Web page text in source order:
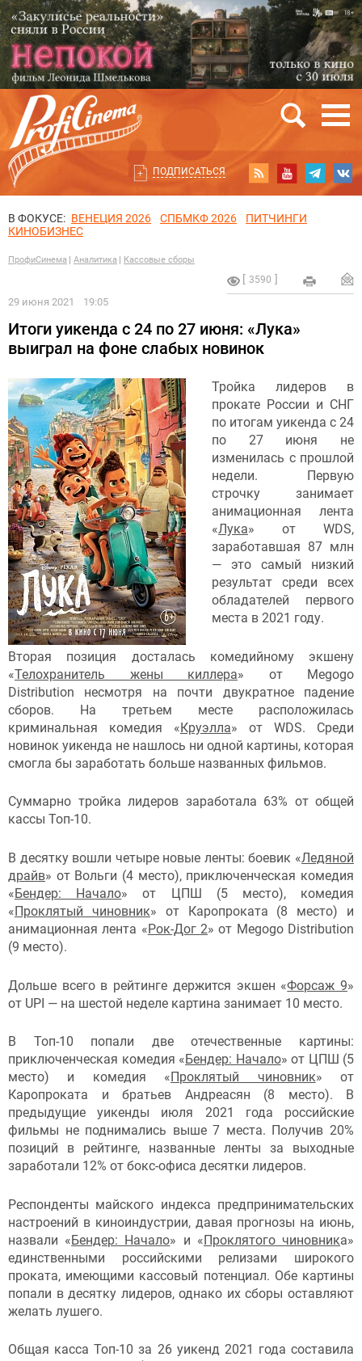
ПОДПИСАТЬСЯ
В ФОКУСЕ: ВЕНЕЦИЯ 2026 СПБМКФ 2026
ПИТЧИНГИ
КИНОБИЗНЕС
ПрофиСинема Аналитика Кассовые сборы
3590
29 июня 2021 19:05
Итоги уикенда с 24 по 27 июня: «Лука»
выиграл на фоне слабых новинок
Тройка лидеров в
прокате России и СНГ
по итогам уикенда с 24
по 27 июня не
изменилась с прошлой
недели. Первую
строчку занимает
анимационная лента
«Лука» от WDS,
заработавшая 87 млн
— это самый низкий
результат среди всех
обладателей первого
места в 2021 году.
Вторая позиция досталась комедийному экшену
«Телохранитель жены киллера» от Megogo
Distribution несмотря на почти двукратное падение
сборов. На третьем месте расположилась
криминальная комедия «Круэлла» от WDS. Среди
новинок уикенда не нашлось ни одной картины, которая
смогла бы заработать больше названных фильмов.
Суммарно тройка лидеров заработала 63% от общей
кассы Топ-10.
В десятку вошли четыре новые ленты: боевик «Ледяной
драйв» от Вольги (4 место), приключенческая комедия
«Бендер: Начало» от ЦПШ (5 место), комедия
«Проклятый чиновник» от Каропроката (8 место) и
анимационная лента «Рок-Дог 2» от Megogo Distribution
(9 место).
Дольше всего в рейтинге держится экшен «Форсаж 9»
от UPI — на шестой неделе картина занимает 10 место.
В Топ-10 попали две отечественные картины:
приключенческая комедия «Бендер: Начало» от ЦПШ (5
место) и комедия « Проклятый чиновник» от
Каропроката и братьев Андреасян (8 место). В
предыдущие уикенды июля 2021 года российские
фильмы не поднимались выше 7 места. Получив 20%
позиций в рейтинге, названные ленты за выходные
заработали 12% от бокс-офиса десятки лидеров.
Респонденты майского индекса предпринимательских
настроений в киноиндустрии, давая прогнозы на июнь,
назвали «Бендер: Начало» и «Проклятого чиновника»
единственными российскими релизами широкого
проката, имеющими кассовый потенциал. Обе картины
попали в десятку лидеров, однако их сборы оставляют
желать лушего.
Общая касса Топ-10 за 26 уикенд 2021 года составила